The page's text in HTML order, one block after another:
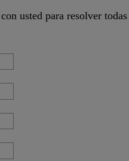
usted para resolver todas